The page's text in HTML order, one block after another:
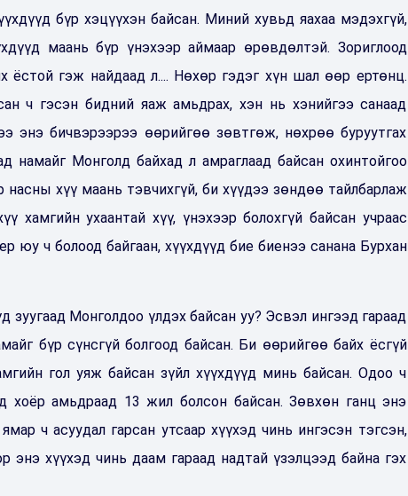
бүр хэцүүхэн байсан. Миний хувьд яахаа мэдэхгүй,
маань бүр үнэхээр аймаар өрөвдөлтэй. Зориглоод
ёстой гэж найдаад л.... Нөхөр гэдэг хүн шал өөр ертөнц.
ч гэсэн бидний яаж амьдрах, хэн нь хэнийгээ санаад
энэ бичвэрээрээ өөрийгөө зөвтгөж, нөхрөө буруутгах
Монголд байхад л амраглаад байсан охинтойгоо
хүү маань тэвчихгүй, би хүүдээ зөндөө тайлбарлаж
хамгийн ухаантай хүү, үнэхээр болохгүй байсан учраас
юу ч болоод байгаан, хүүхдүүд бие биенээ санана Бурхан
зуугаад Монголдоо үлдэх байсан уу? Эсвэл ингээд гараад
бүр сүнсгүй болгоод байсан. Би өөрийгөө байх ёсгүй
гол уяж байсан зүйл хүүхдүүд минь байсан. Одоо ч
хоёр амьдраад 13 жил болсон байсан. Зөвхөн ганц энэ
ч асуудал гарсан утсаар хүүхэд чинь ингэсэн тэгсэн,
энэ хүүхэд чинь даам гараад надтай үзэлцээд байна гэх